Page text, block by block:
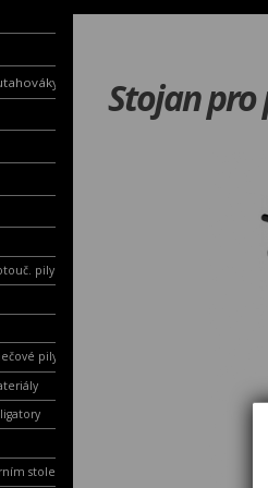
pily
pily
stolem
Stojan pro